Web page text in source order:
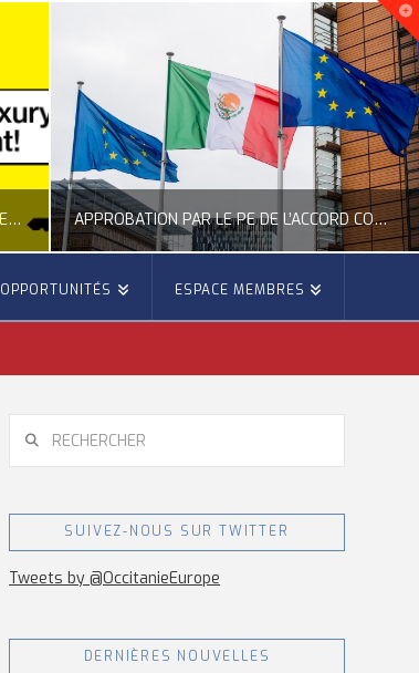
NOUVELLE INITIATIVE CITOYENNE EUROPÉENNE SUR LE LOGEMENT APPROBATION PAR LE PE DE L’ACCORD COMMERCIAL ENTRE L’UE ET LE MEXIQUE
ACTION EXTÉRIEURE, ACTUALITÉ DE L'UNION EUROPÉENNE
JUILLET 22, 2026
OPPORTUNITÉS ESPACE MEMBRES
SUIVEZ-NOUS SUR TWITTER
Tweets by @OccitanieEurope
DERNIÈRES NOUVELLES